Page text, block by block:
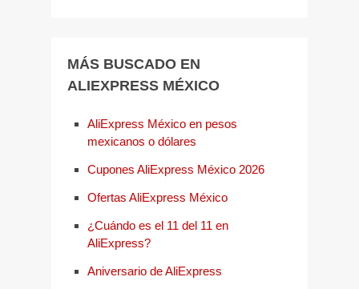
MÁS BUSCADO EN
ALIEXPRESS MÉXICO
AliExpress México en pesos
mexicanos o dólares
Cupones AliExpress México 2026
Ofertas AliExpress México
¿Cuándo es el 11 del 11 en
AliExpress?
Aniversario de AliExpress